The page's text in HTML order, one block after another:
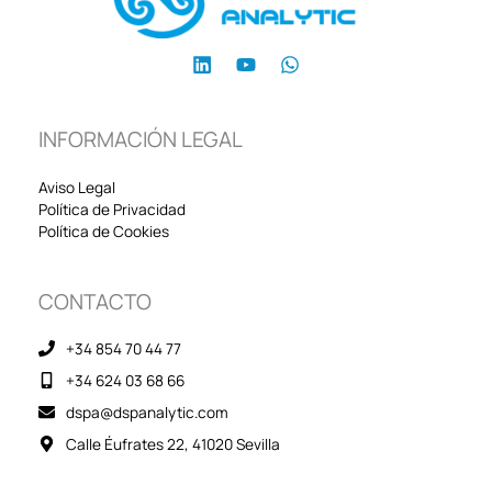
INFORMACIÓN LEGAL
Aviso Legal
Política de Privacidad
Política de Cookies
CONTACTO
+34 854 70 44 77
+34 624 03 68 66
dspa@dspanalytic.com
Calle Éufrates 22, 41020 Sevilla